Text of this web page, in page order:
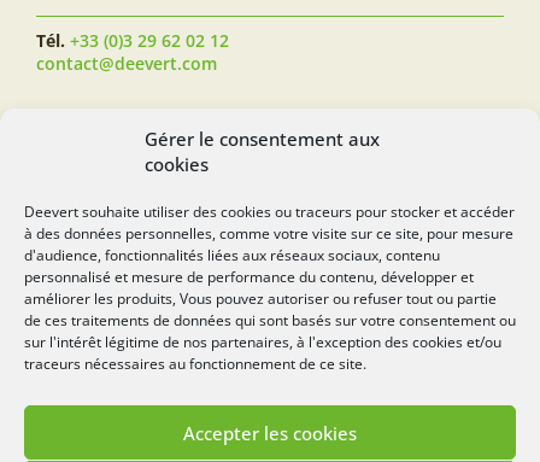
Gérer le consentement aux
cookies
Deevert souhaite utiliser des cookies ou traceurs pour stocker et accéder
à des données personnelles, comme votre visite sur ce site, pour mesure
d'audience, fonctionnalités liées aux réseaux sociaux, contenu
personnalisé et mesure de performance du contenu, développer et
améliorer les produits, Vous pouvez autoriser ou refuser tout ou partie
de ces traitements de données qui sont basés sur votre consentement ou
sur l'intérêt légitime de nos partenaires, à l'exception des cookies et/ou
traceurs nécessaires au fonctionnement de ce site.
Accepter les cookies
Tél. +33 (0)3 29 62 02 12
contact@deevert.com
SUIVEZ-NOUS...
deevert.com